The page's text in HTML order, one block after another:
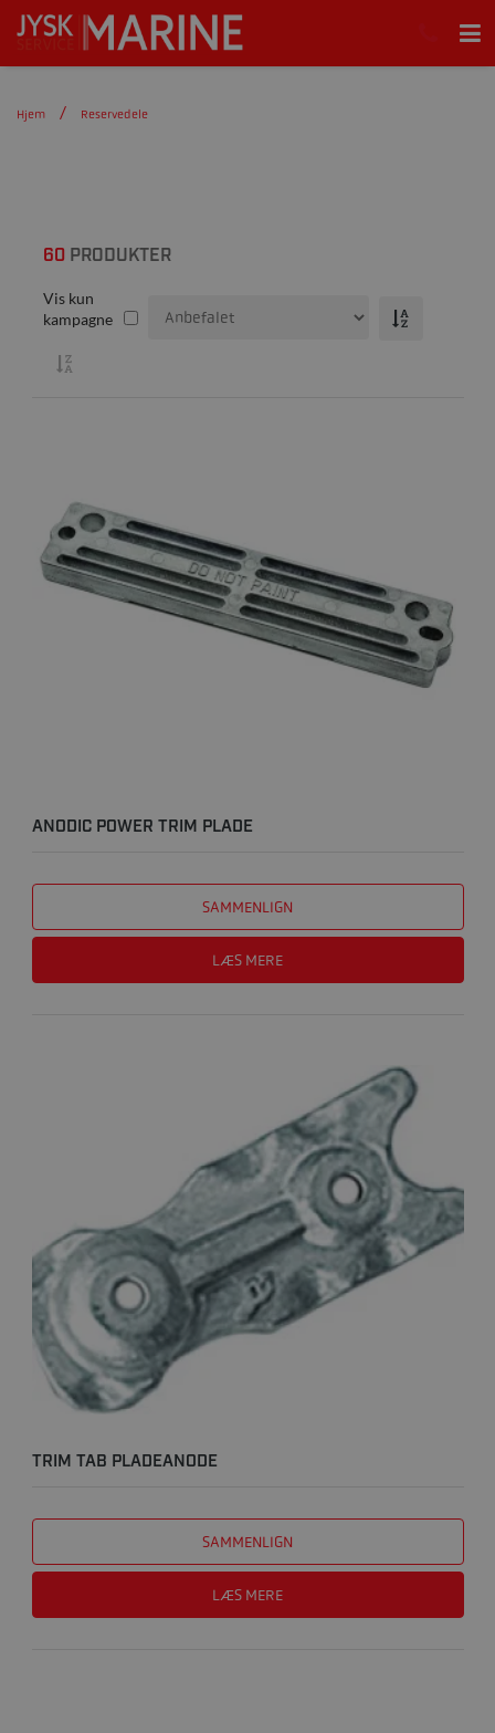
Hjem Reservedele
60 PRODUKTER
Vis kun
kampagne
ANODIC POWER TRIM PLADE
SAMMENLIGN
LÆS MERE
TRIM TAB PLADEANODE
SAMMENLIGN
LÆS MERE